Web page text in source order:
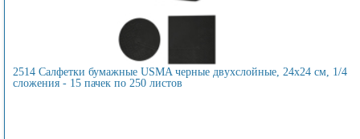
2514 Салфетки бумажные USMA черные двухслойные, 24х24 см, 1/4
сложения - 15 пачек по 250 листов